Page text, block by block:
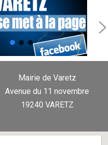
Mairie de Varetz
Avenue du 11 novembre
19240 VARETZ